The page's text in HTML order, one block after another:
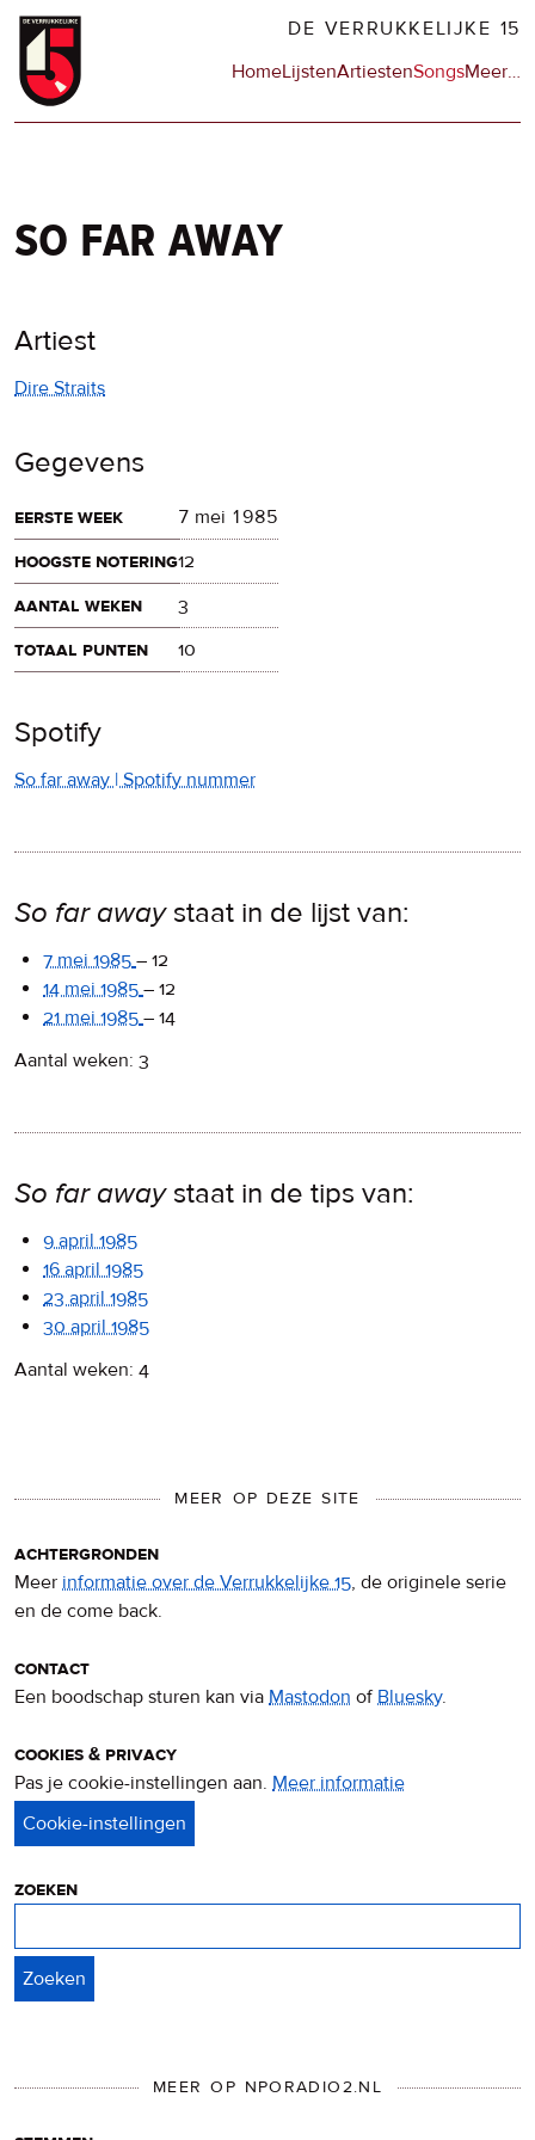
Overslaan
naar
DE VERRUKKELIJKE 15
Hoofdnavigatie
HomeLijstenArtiestenSongsMeerop
…
so far away
Artiest
Dire Straits
Gegevens
eerste week
7 mei 1985
hoogste notering12
aantal weken
3
totaal punten
10
Spotify
So far away | Spotify nummer
So far awaystaat in de lijst van:
7 mei 1985 – 12
14 mei 1985 – 12
21 mei 1985 – 14
Aantal weken: 3
So far awaystaat in de tips van:
9 april 1985
16 april 1985
23 april 1985
30 april 1985
Aantal weken: 4
MEER OP DEZE SITE
achtergronden
Meer informatie over de Verrukkelijke 15, de originele serie
en de come back.
contact
Een boodschap sturen kan via Mastodon ofBluesky.
cookies & privacy
Pas je cookie-instellingen aan. Meer informatie
zoeken
MEER OP NPORADIO2.NL